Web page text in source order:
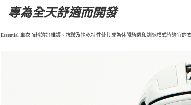
專為全天舒適而開發
Essential 車衣面料的好維護、抗皺及快乾特性使其成為休閒騎乘和訓練模式皆適宜